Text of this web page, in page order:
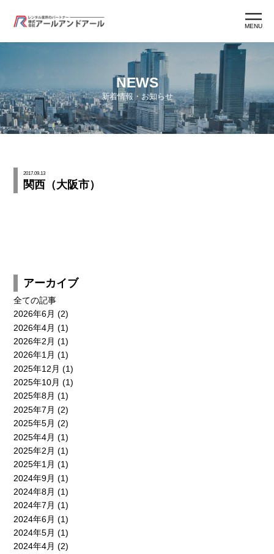
MENU
アールアンドアールとは
アールマン育成
新卒採用
エントリー
NEWS
新着情報・お知らせ
2017.09.13
関西（大阪市）
アーカイブ
全ての記事
2026年6月 (2)
2026年4月 (1)
2026年2月 (1)
2026年1月 (1)
2025年12月 (1)
2025年10月 (1)
2025年8月 (1)
2025年7月 (2)
2025年5月 (2)
2025年4月 (1)
2025年2月 (1)
2025年1月 (1)
2024年9月 (1)
2024年8月 (1)
2024年7月 (1)
2024年6月 (1)
2024年5月 (1)
2024年4月 (2)